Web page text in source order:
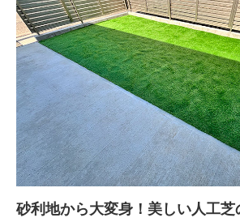
砂利地から大変身！美しい人工芝